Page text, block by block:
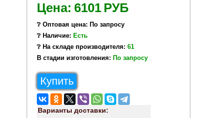
Цена: 6101 РУБ
❔ Оптовая цена: По запросу
❔ Наличие: Есть
❔ На складе производителя: 61
В стадии изготовления: По запросу
Купить
Варианты доставки: